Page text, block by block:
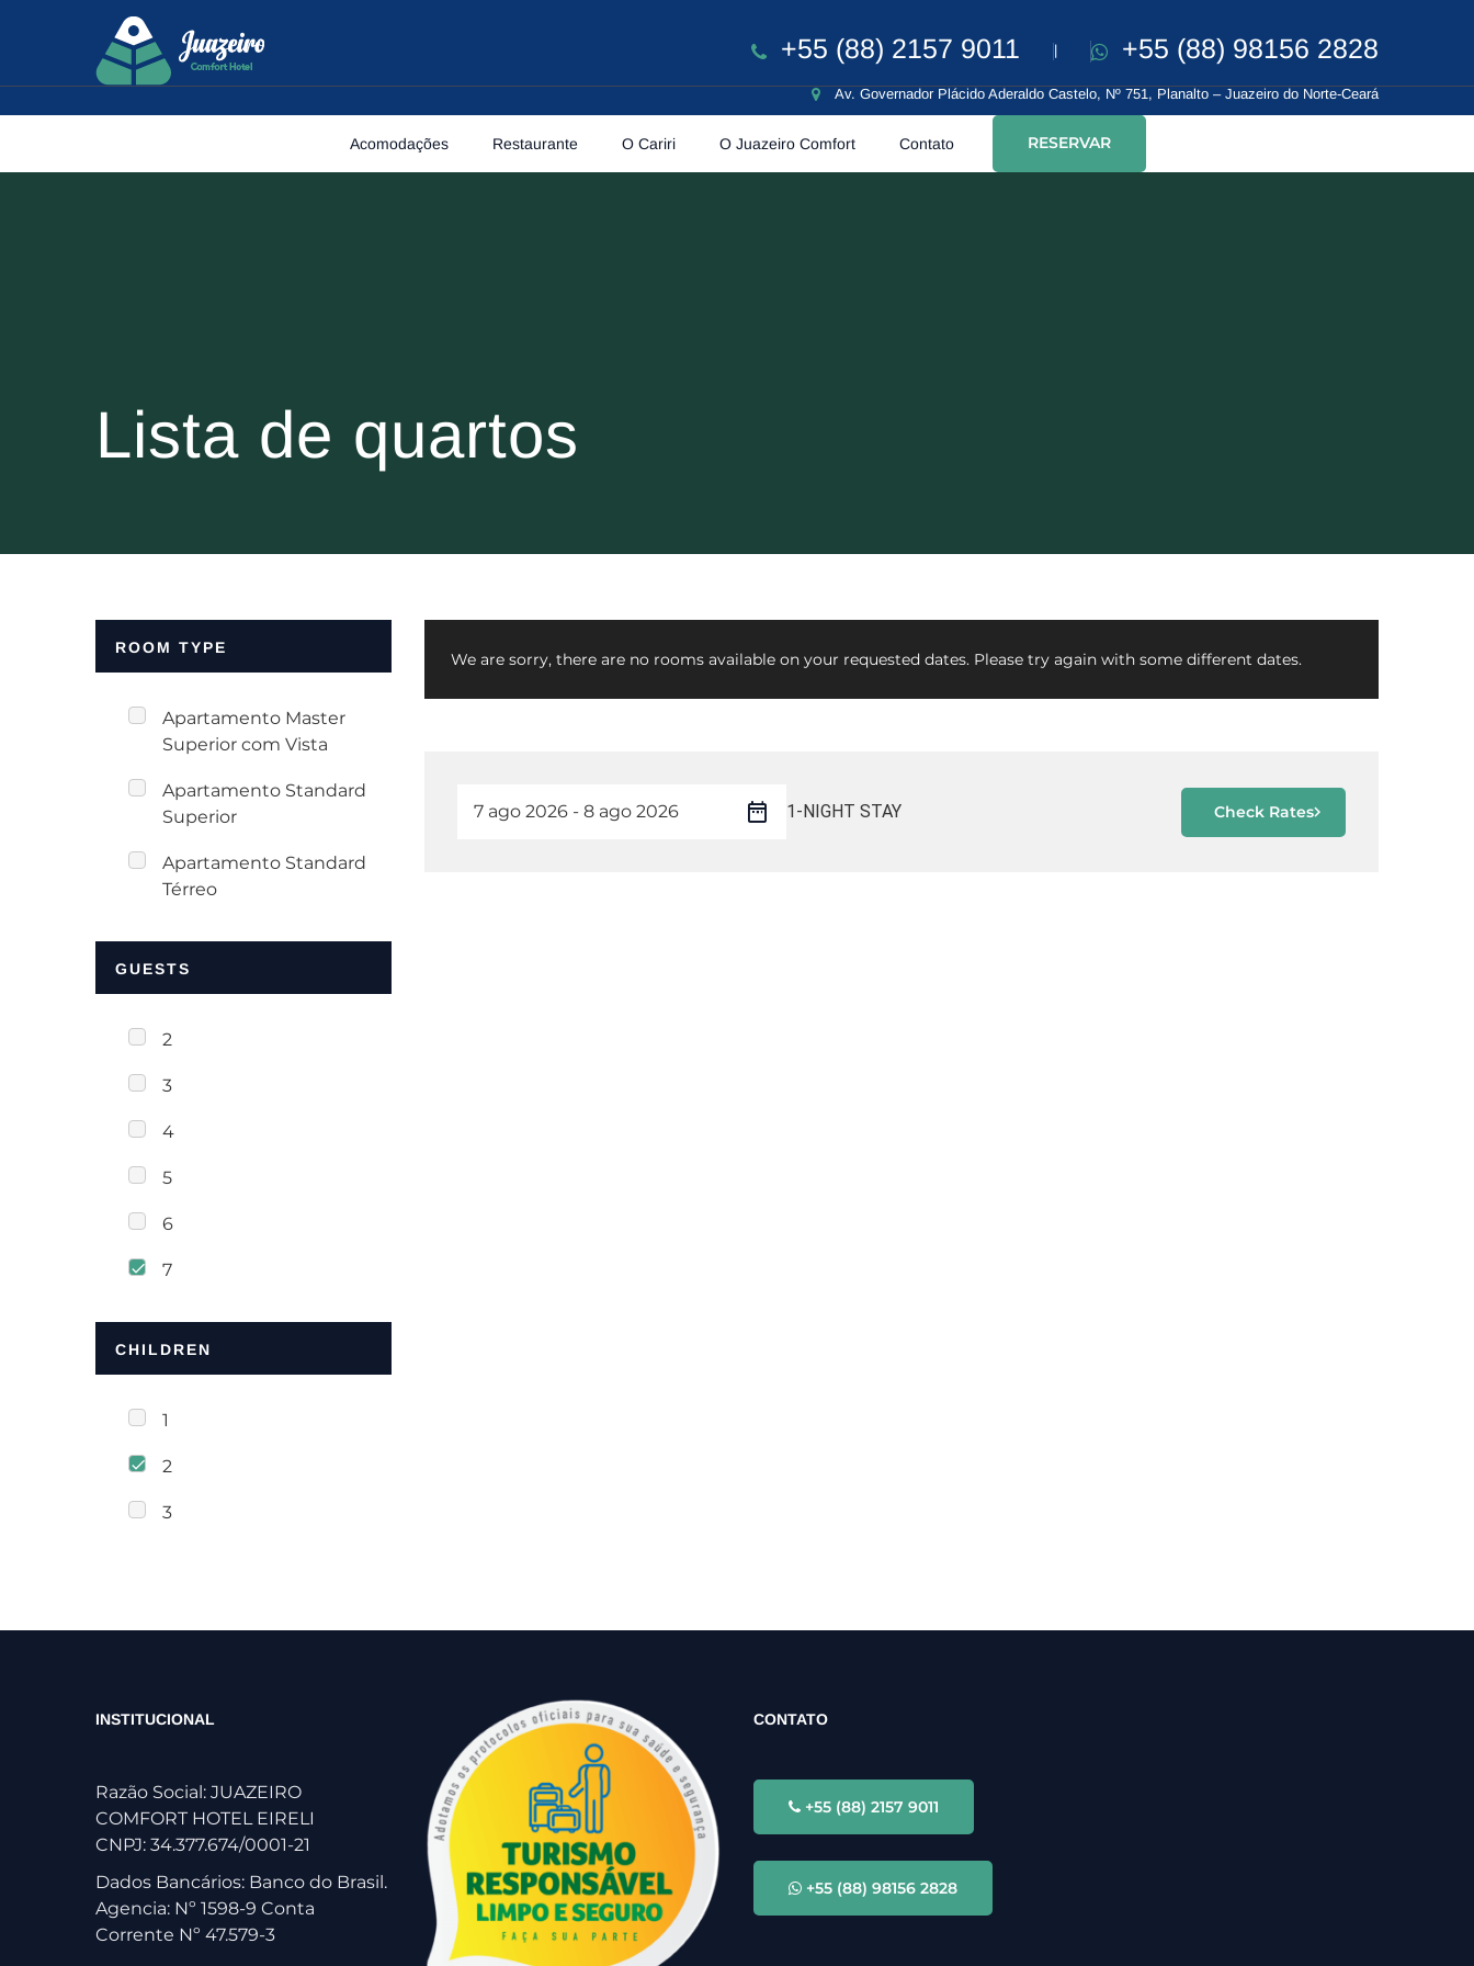
+55 (88) 2157 9011 | +55 (88) 98156 2828
Av. Governador Plácido Aderaldo Castelo, Nº 751, Planalto – Juazeiro do Norte-Ceará
Acomodações Restaurante O Cariri O Juazeiro Comfort Contato RESERVAR
Lista de quartos
ROOM TYPE
Apartamento Master
Superior com Vista
Apartamento Standard
Superior
Apartamento Standard
Térreo
GUESTS
2
3
4
5
6
7
CHILDREN
1
2
3
We are sorry, there are no rooms available on your requested dates. Please try again with some different dates.
1-NIGHT STAY Check Rates
INSTITUCIONAL
Razão Social: JUAZEIRO
COMFORT HOTEL EIRELI
CNPJ: 34.377.674/0001-21
Dados Bancários: Banco do Brasil.
Agencia: Nº 1598-9 Conta
Corrente Nº 47.579-3
CONTATO
+55 (88) 2157 9011
+55 (88) 98156 2828